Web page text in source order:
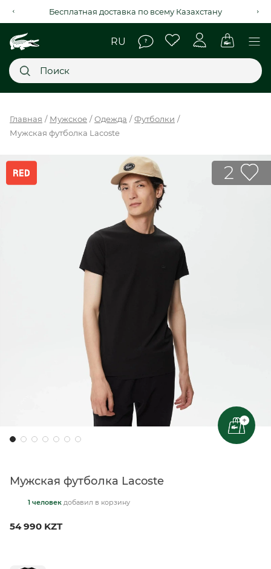
Бесплатная доставка по всему Казахстану
НОВИНКИ
SALE
ЖЕНСКОЕ
МЫ LACOSTE
Главная Мужское Одежда
Футболки
Мужская футболка Lacoste
2
+
Мужская футболка Lacoste
1 человек добавил в корзину
54 990 KZT